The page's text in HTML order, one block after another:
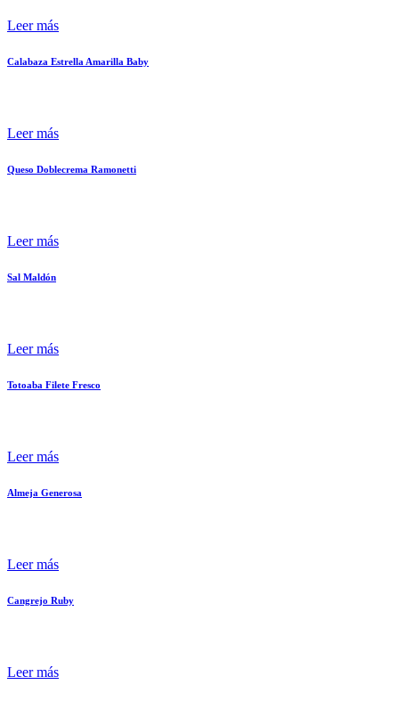
Leer más
Calabaza Estrella Amarilla Baby
Leer más
Queso Doblecrema Ramonetti
Leer más
Sal Maldón
Leer más
Totoaba Filete Fresco
Leer más
Almeja Generosa
Leer más
Cangrejo Ruby
Leer más